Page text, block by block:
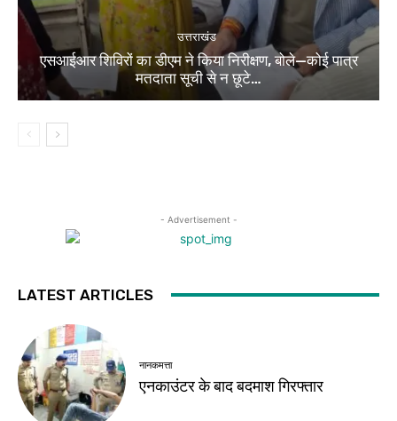
उत्तराखंड
एसआईआर शिविरों का डीएम ने किया निरीक्षण, बोले—कोई पात्र
मतदाता सूची से न छूटे…
- Advertisement -
LATEST ARTICLES
नानकमत्ता
एनकाउंटर के बाद बदमाश गिरफ्तार